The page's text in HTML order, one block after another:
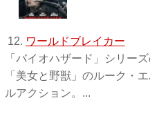
12. ワールドブレイカー
「バイオハザード」シリー
「美女と野獣」のルーク・
ルアクション。...